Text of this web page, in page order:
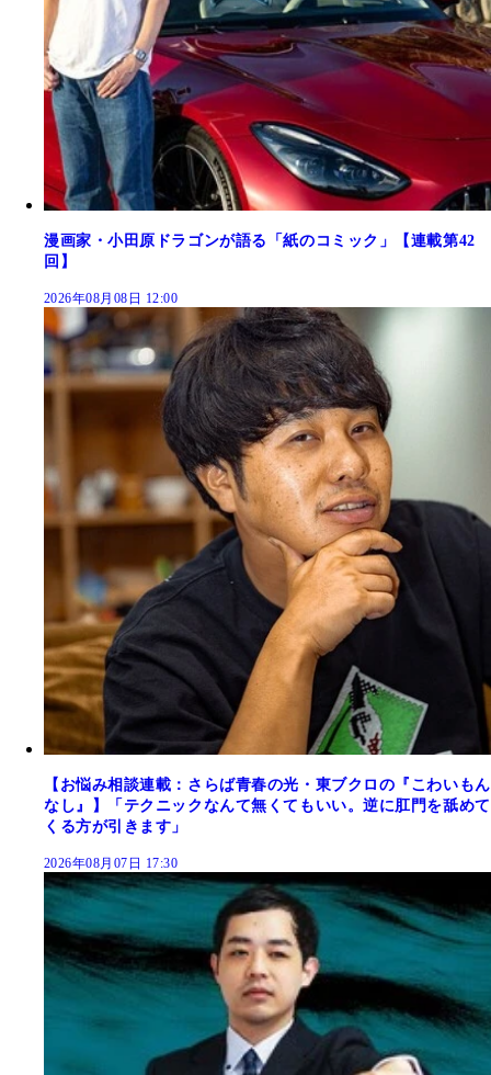
漫画家・小田原ドラゴンが語る「紙のコミック」【連載第42
回】
2026年08月08日 12:00
【お悩み相談連載：さらば青春の光・東ブクロの『こわいもん
なし』】「テクニックなんて無くてもいい。逆に肛門を舐めて
くる方が引きます」
2026年08月07日 17:30